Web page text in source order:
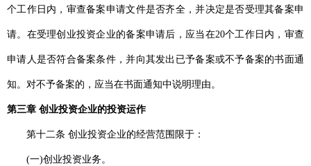
个工作日内，审查备案申请文件是否齐全，并决定是否受理其备案申
请。在受理创业投资企业的备案申请后，应当在20个工作日内，审查
申请人是否符合备案条件，并向其发出已予备案或不予备案的书面通
知。对不予备案的，应当在书面通知中说明理由。
第三章 创业投资企业的投资运作
第十二条 创业投资企业的经营范围限于：
(一)创业投资业务。